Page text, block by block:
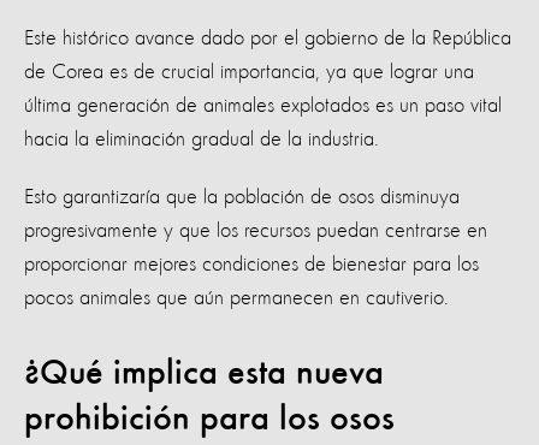
Este histórico avance dado por el gobierno de la República
de Corea es de crucial importancia, ya que lograr una
última generación de animales explotados es un paso vital
hacia la eliminación gradual de la industria.
Esto garantizaría que la población de osos disminuya
progresivamente y que los recursos puedan centrarse en
proporcionar mejores condiciones de bienestar para los
pocos animales que aún permanecen en cautiverio.
¿Qué implica esta nueva
prohibición para los osos